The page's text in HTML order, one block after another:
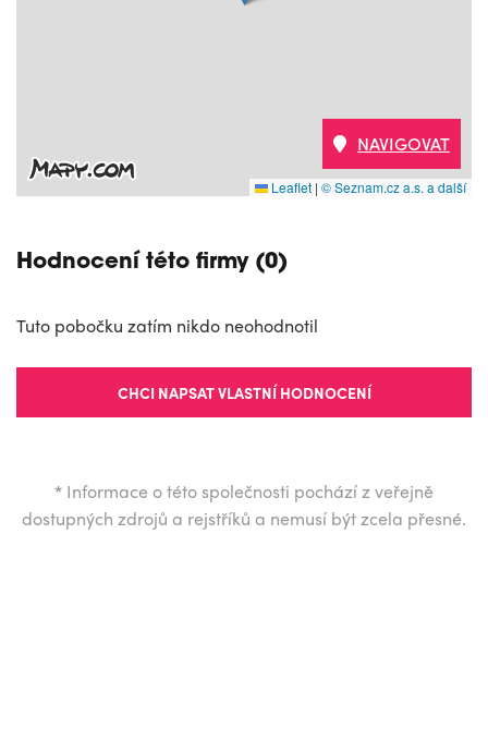
Leaflet | © Seznam.cz a.s. a další
NAVIGOVAT
Hodnocení této firmy (0)
Tuto pobočku zatím nikdo neohodnotil
CHCI NAPSAT VLASTNÍ HODNOCENÍ
* Informace o této společnosti pochází z veřejně
dostupných zdrojů a rejstříků a nemusí být zcela přesné.